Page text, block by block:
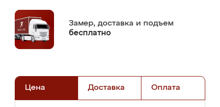
Замер, доставка и подъем
бесплатно
Цена Доставка Оплата